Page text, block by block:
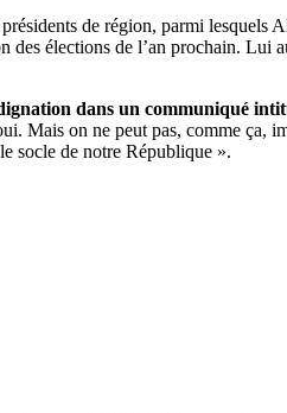
de région, parmi lesquels
élections de l’an prochain. Lui
dans un communiqué
on ne peut pas, comme ça,
socle de notre République ».